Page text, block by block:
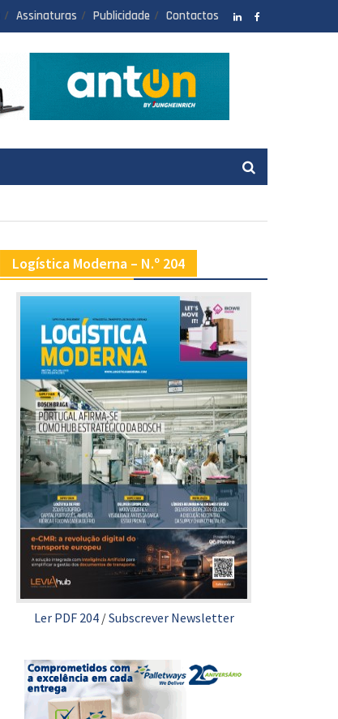
Assinaturas Publicidade Contactos
Logística Moderna – N.º 204
Ler PDF 204/Subscrever Newsletter